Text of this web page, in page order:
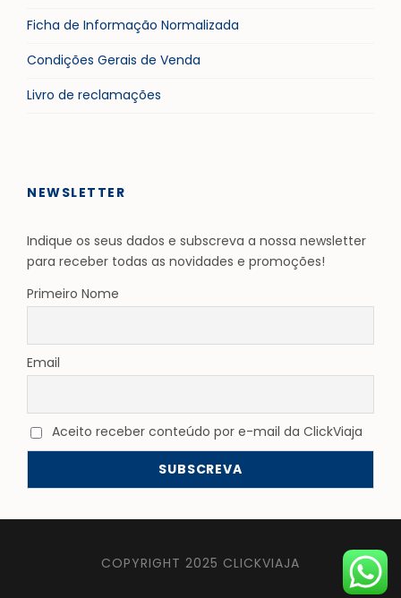
Ficha de Informação Normalizada
Condições Gerais de Venda
Livro de reclamações
NEWSLETTER
Indique os seus dados e subscreva a nossa newsletter
para receber todas as novidades e promoções!
Primeiro Nome
Email
Aceito receber conteúdo por e-mail da ClickViaja
COPYRIGHT 2025 CLICKVIAJA